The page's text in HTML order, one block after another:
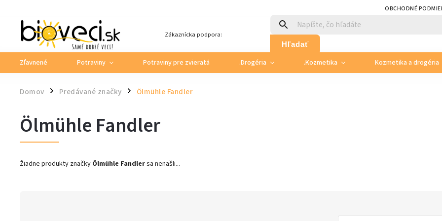
OBCHODNÉ
Zákaznícka podpora:
Hľadať
Zľavnené Potraviny Potraviny pre zvieratá .Drogéria .Kozmetika Kozmetika a drogéria
Domov / Predávané značky / Ölmühle Fandler
Ölmühle Fandler
Žiadne produkty značky Ölmühle Fandlersa nenašli...